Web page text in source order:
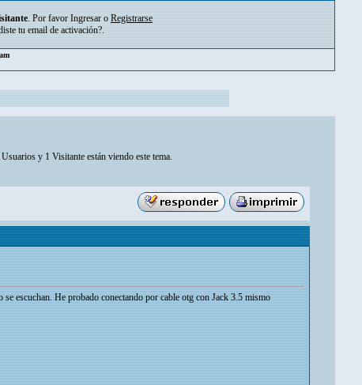
. Por favor Ingresar o Registrarse
tu email de activación?.
y 1 Visitante están viendo este tema.
escuchan. He probado conectando por cable otg con Jack 3.5 mismo